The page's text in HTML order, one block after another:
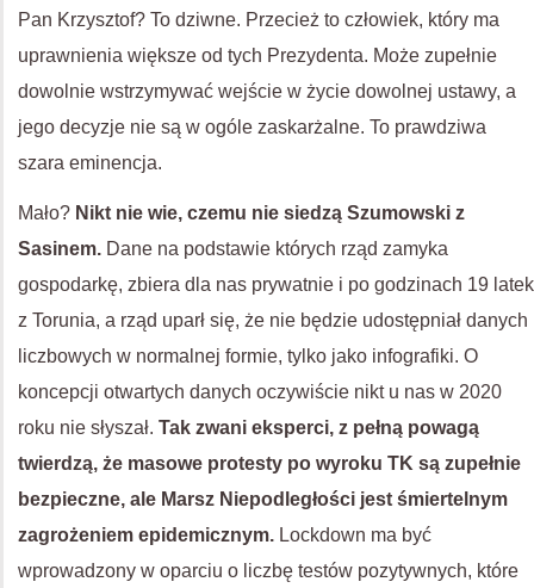
Pan Krzysztof? To dziwne. Przecież to człowiek, który ma
uprawnienia większe od tych Prezydenta. Może zupełnie
dowolnie wstrzymywać wejście w życie dowolnej ustawy, a
jego decyzje nie są w ogóle zaskarżalne. To prawdziwa
szara eminencja.
Mało? Nikt nie wie, czemu nie siedzą Szumowski z
Sasinem. Dane na podstawie których rząd zamyka
gospodarkę, zbiera dla nas prywatnie i po godzinach 19 latek
z Torunia, a rząd uparł się, że nie będzie udostępniał danych
liczbowych w normalnej formie, tylko jako infografiki. O
koncepcji otwartych danych oczywiście nikt u nas w 2020
roku nie słyszał. Tak zwani eksperci, z pełną powagą
twierdzą, że masowe protesty po wyroku TK są zupełnie
bezpieczne, ale Marsz Niepodległości jest śmiertelnym
zagrożeniem epidemicznym. Lockdown ma być
wprowadzony w oparciu o liczbę testów pozytywnych, które